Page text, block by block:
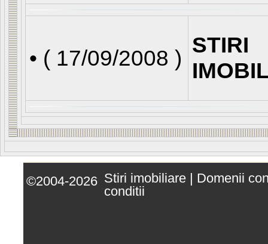
• ( 17/09/2008 )
STIRI
©2004-2026 Stiri imobiliare | Domenii
conditii